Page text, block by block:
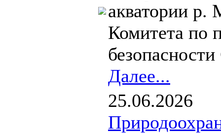
акватории р.
Комитета по
Далее...
25.06.2026